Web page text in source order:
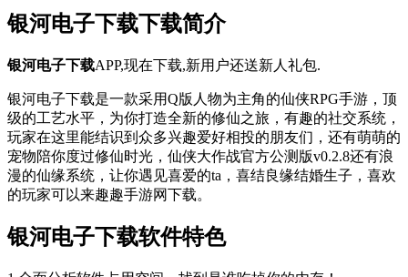
银河电子下载下载简介
银河电子下载APP,现在下载,新用户还送新人礼包.
银河电子下载是一款采用Q版人物为主角的仙侠RPG手游，顶
级的工艺水平，为你打造全新的修仙之旅，有趣的社交系统，
玩家在这里能结识到众多兴趣爱好相投的朋友们，还有萌萌的
宠物陪你度过修仙时光，仙侠大作战官方公测版v0.2.8还有浪
漫的仙缘系统，让你遇见喜爱的ta，喜结良缘结婚生子，喜欢
的玩家可以来趣趣手游网下载。
银河电子下载软件特色